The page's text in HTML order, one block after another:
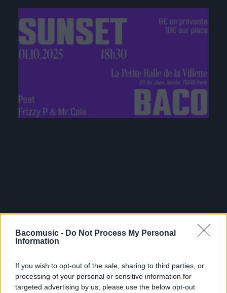
Bacomusic - Do Not Process My Personal
Information
If you wish to opt-out of the sale, sharing to third parties, or
processing of your personal or sensitive information for
targeted advertising by us, please use the below opt-out
FRESHEST
NEWS